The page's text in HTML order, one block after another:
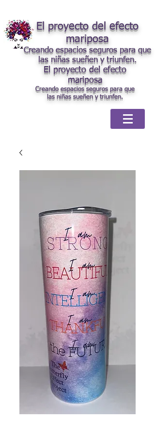
El proyecto del efecto
mariposa
Creando espacios seguros para que
las niñas sueñen y triunfen.
El proyecto del efecto
mariposa
Creando espacios seguros para que
las niñas sueñen y triunfen.